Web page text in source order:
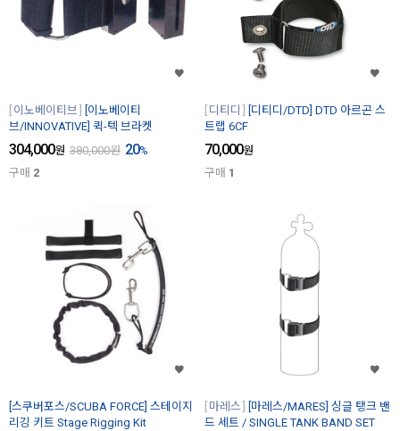
이노베이티브
[이노베이티
브/INNOVATIVE] 퀵-텍 브라켓
304,000원 380,000원 20%
구매 2
디티디
[디티디/DTD] DTD 아르곤 스
트랩 6CF
70,000원
구매 1
[스쿠버포스/SCUBA FORCE] 스테이지
리깅 키트 Stage Rigging Kit
마레스
[마레스/MARES] 싱글 탱크 밴
드 세트 / SINGLE TANK BAND SET